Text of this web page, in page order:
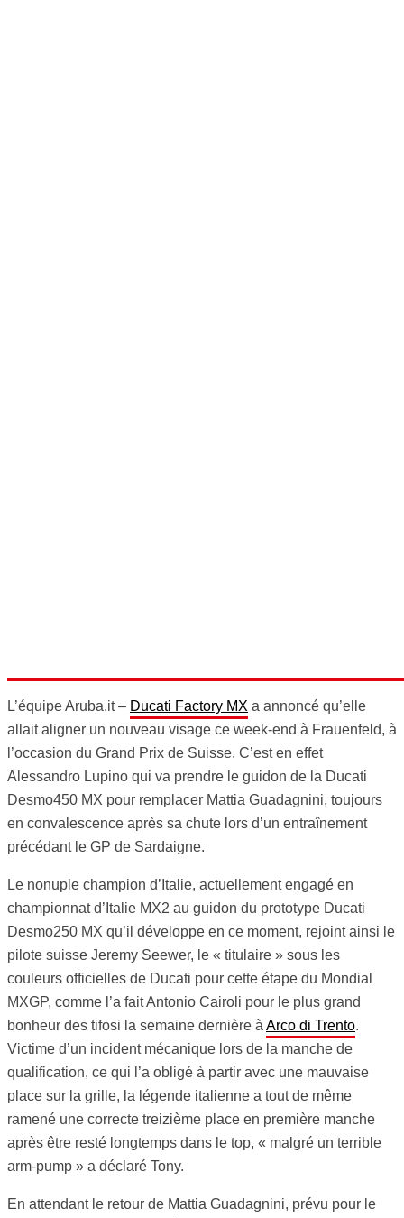
L’équipe Aruba.it – Ducati Factory MX a annoncé qu’elle
allait aligner un nouveau visage ce week-end à Frauenfeld, à
l’occasion du Grand Prix de Suisse. C’est en effet
Alessandro Lupino qui va prendre le guidon de la Ducati
Desmo450 MX pour remplacer Mattia Guadagnini, toujours
en convalescence après sa chute lors d’un entraînement
précédant le GP de Sardaigne.
Le nonuple champion d’Italie, actuellement engagé en
championnat d’Italie MX2 au guidon du prototype Ducati
Desmo250 MX qu’il développe en ce moment, rejoint ainsi le
pilote suisse Jeremy Seewer, le « titulaire » sous les
couleurs officielles de Ducati pour cette étape du Mondial
MXGP, comme l’a fait Antonio Cairoli pour le plus grand
bonheur des tifosi la semaine dernière à Arco di Trento.
Victime d’un incident mécanique lors de la manche de
qualification, ce qui l’a obligé à partir avec une mauvaise
place sur la grille, la légende italienne a tout de même
ramené une correcte treizième place en première manche
après être resté longtemps dans le top, « malgré un terrible
arm-pump » a déclaré Tony.
En attendant le retour de Mattia Guadagnini, prévu pour le